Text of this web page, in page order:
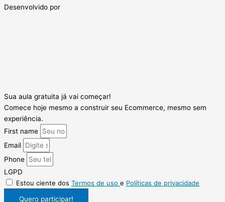
Desenvolvido por
Sua aula gratuita já vai começar!
Comece hoje mesmo a construir seu Ecommerce, mesmo sem
experiência.
First name
Email
Phone
LGPD
Estou ciente dos Termos de uso e Políticas de privacidade
Quero participar!